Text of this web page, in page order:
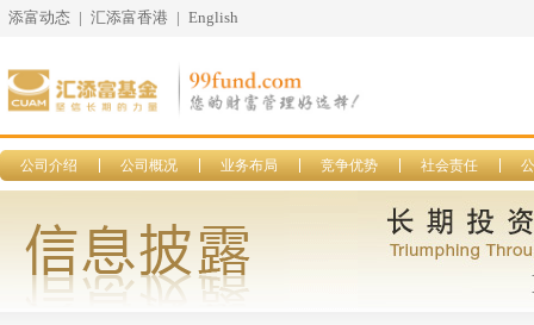
添富动态 | 汇添富香港 | English
公司介绍 公司概况 业务布局 竞争优势 社会责任